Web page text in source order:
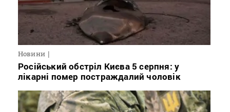
Новини
Російський обстріл Києва 5 серпня: у
лікарні помер постраждалий чоловік